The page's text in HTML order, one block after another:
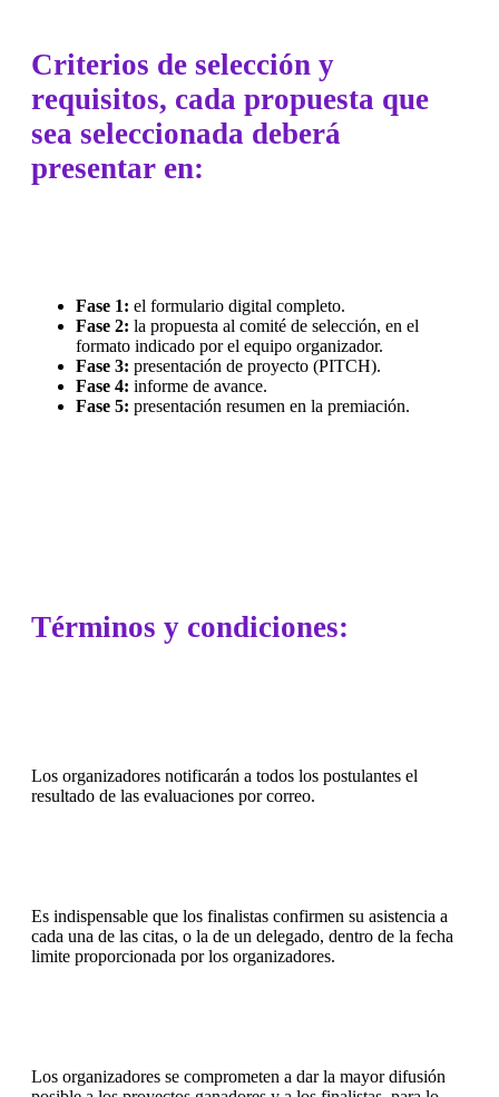
Criterios de selección y
requisitos, cada propuesta que
sea seleccionada deberá
presentar en:
Fase 1: el formulario digital completo.
Fase 2: la propuesta al comité de selección, en el
formato indicado por el equipo organizador.
Fase 3: presentación de proyecto (PITCH).
Fase 4: informe de avance.
Fase 5: presentación resumen en la premiación.
Términos y condiciones:
Los organizadores notificarán a todos los postulantes el
resultado de las evaluaciones por correo.
Es indispensable que los finalistas confirmen su asistencia a
cada una de las citas, o la de un delegado, dentro de la fecha
limite proporcionada por los organizadores.
Los organizadores se comprometen a dar la mayor difusión